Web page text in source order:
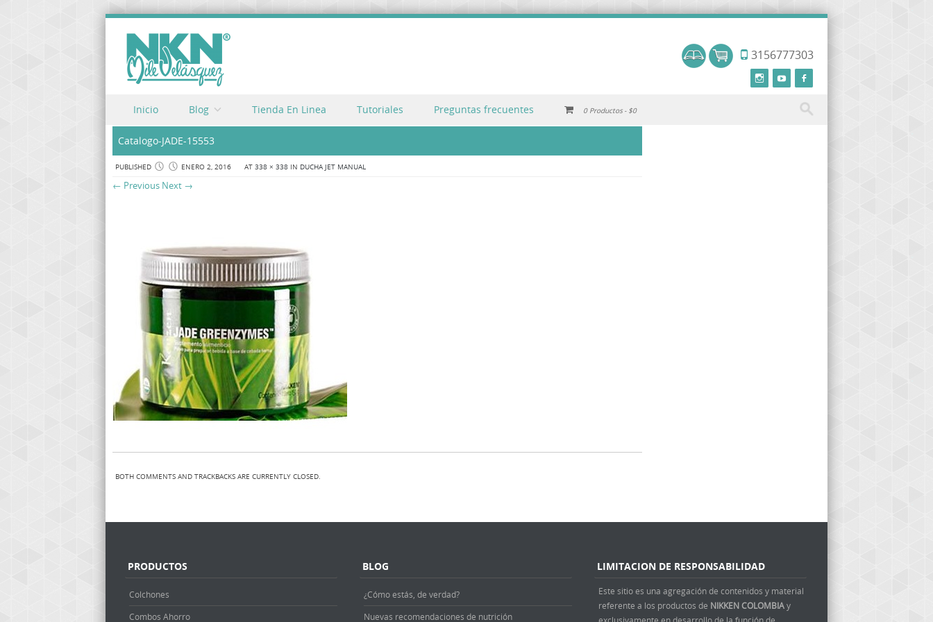
3156777303
Menu
Skip to content
Inicio Blog Tienda En Linea Tutoriales Preguntas frecuentes 0 Productos $0
Catalogo-JADE-15553
PUBLISHED ENERO 2, 2016 AT 338 × 338 IN DUCHA JET MANUAL
← Previous Next →
BOTH COMMENTS AND TRACKBACKS ARE CURRENTLY CLOSED.
PRODUCTOS
Colchones
Combos Ahorro
BLOG
¿Cómo estás, de verdad?
Nuevas recomendaciones de nutrición
LIMITACION DE RESPONSABILIDAD
Este sitio es una agregación de contenidos y material
referente a los productos de NIKKEN COLOMBIAy